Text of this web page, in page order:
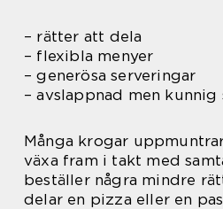
– rätter att dela
– flexibla menyer
– generösa serveringar
– avslappnad men kunnig
Många krogar
växa fram i takt med
beställer några mindre
delar en pizza eller en